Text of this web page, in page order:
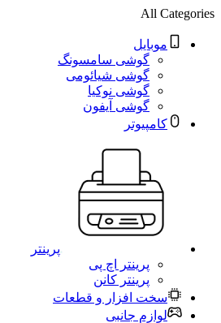
All Categories
موبایل
گوشی سامسونگ
گوشی شیائومی
گوشی نوکیا
گوشی آیفون
کامپیوتر
پرینتر
پرینتر اچ پی
پرینتر کانن
سخت افزار و قطعات
لوازم جانبی